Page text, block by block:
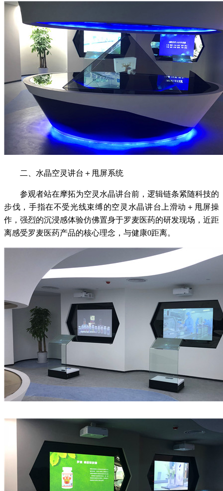
二、水晶空灵讲台＋甩屏系统
参观者站在摩拓为空灵水晶讲台前，逻辑链条紧随科技的
步伐，手指在不受光线束缚的空灵水晶讲台上滑动＋甩屏操
作，强烈的沉浸感体验仿佛置身于罗麦医药的研发现场，近距
离感受罗麦医药产品的核心理念，与健康0距离。